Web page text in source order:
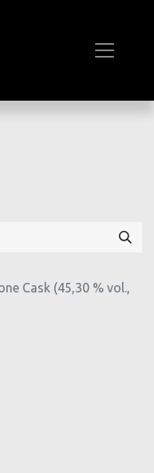
Cask (45,30 % vol.,